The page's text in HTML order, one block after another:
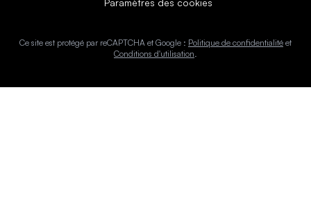
Paramètres des cookies
Ce site est protégé par reCAPTCHA et Google : Politique de confidentialité et
Conditions d'utilisation